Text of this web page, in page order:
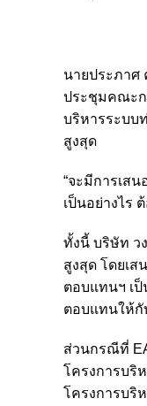
นายประภาศ
ประชุมคณะก
บริหารระบบ
สูงสุด
“จะมีการเส
เป็นอย่างไร
ทั้งนี้ บริษัท ว
สูงสุด โดยเ
ตอบแทนฯ เ
ตอบแทนให้กั
ส่วนกรณีที่
โครงการบริ
โครงการบริ